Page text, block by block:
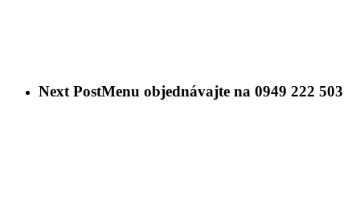
Next PostMenu objednávajte na 0949 222 503